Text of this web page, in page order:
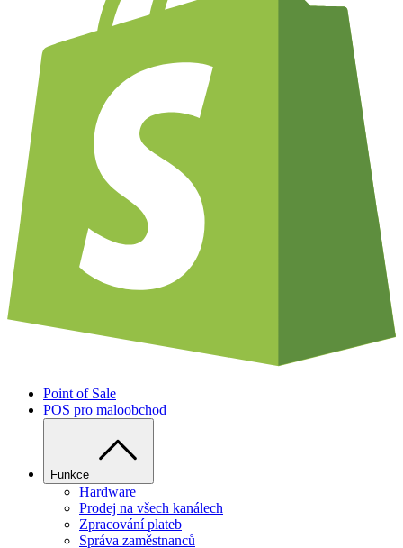
Point of Sale
POS pro maloobchod
Funkce
Hardware
Prodej na všech kanálech
Zpracování plateb
Správa zaměstnanců